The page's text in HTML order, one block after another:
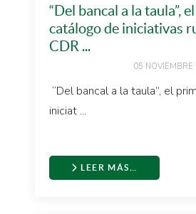
“Del bancal a la taula”,
catálogo de iniciativas
CDR ...
05
“Del bancal a la taula”, el
iniciat ...
LEER MÁS…